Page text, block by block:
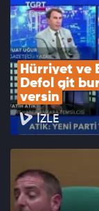
Hürriyet ve
Defol git
versin
İZLE